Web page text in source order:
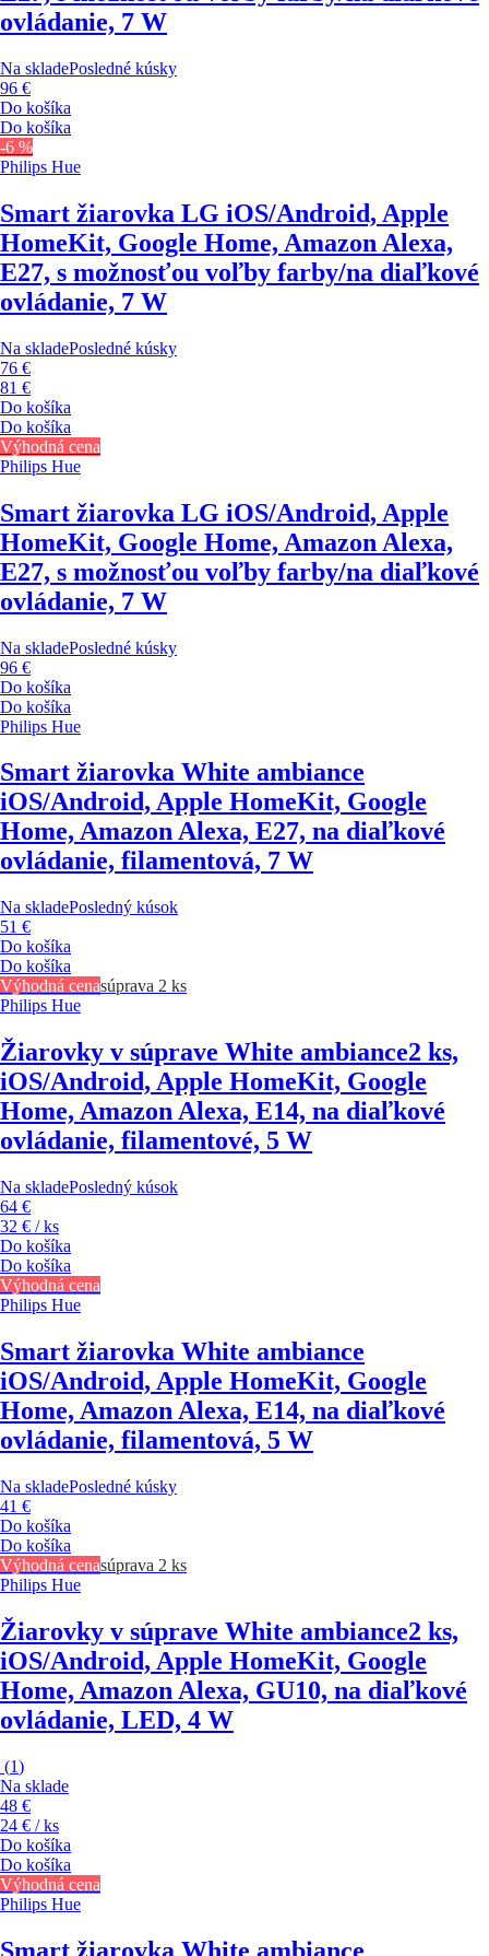
ovládanie, 7 W
Na skladePosledné kúsky
96 €
Do košíka
Do košíka
-6 %
Philips Hue
Smart žiarovka LG iOS/Android, Apple
HomeKit, Google Home, Amazon Alexa,
E27, s možnosťou voľby farby/na diaľkové
ovládanie, 7 W
Na skladePosledné kúsky
76 €
81 €
Do košíka
Do košíka
Výhodná cena
Philips Hue
Smart žiarovka LG iOS/Android, Apple
HomeKit, Google Home, Amazon Alexa,
E27, s možnosťou voľby farby/na diaľkové
ovládanie, 7 W
Na skladePosledné kúsky
96 €
Do košíka
Do košíka
Philips Hue
Smart žiarovka White ambiance
iOS/Android, Apple HomeKit, Google
Home, Amazon Alexa, E27, na diaľkové
ovládanie, filamentová, 7 W
Na skladePosledný kúsok
51 €
Do košíka
Do košíka
Výhodná cenasúprava 2 ks
Philips Hue
Žiarovky v súprave White ambiance2 ks,
iOS/Android, Apple HomeKit, Google
Home, Amazon Alexa, E14, na diaľkové
ovládanie, filamentové, 5 W
Na skladePosledný kúsok
64 €
32 € / ks
Do košíka
Do košíka
Výhodná cena
Philips Hue
Smart žiarovka White ambiance
iOS/Android, Apple HomeKit, Google
Home, Amazon Alexa, E14, na diaľkové
ovládanie, filamentová, 5 W
Na skladePosledné kúsky
41 €
Do košíka
Do košíka
Výhodná cenasúprava 2 ks
Philips Hue
Žiarovky v súprave White ambiance2 ks,
iOS/Android, Apple HomeKit, Google
Home, Amazon Alexa, GU10, na diaľkové
ovládanie, LED, 4 W
(1)
Na sklade
48 €
24 € / ks
Do košíka
Do košíka
Výhodná cena
Philips Hue
Smart žiarovka White ambiance